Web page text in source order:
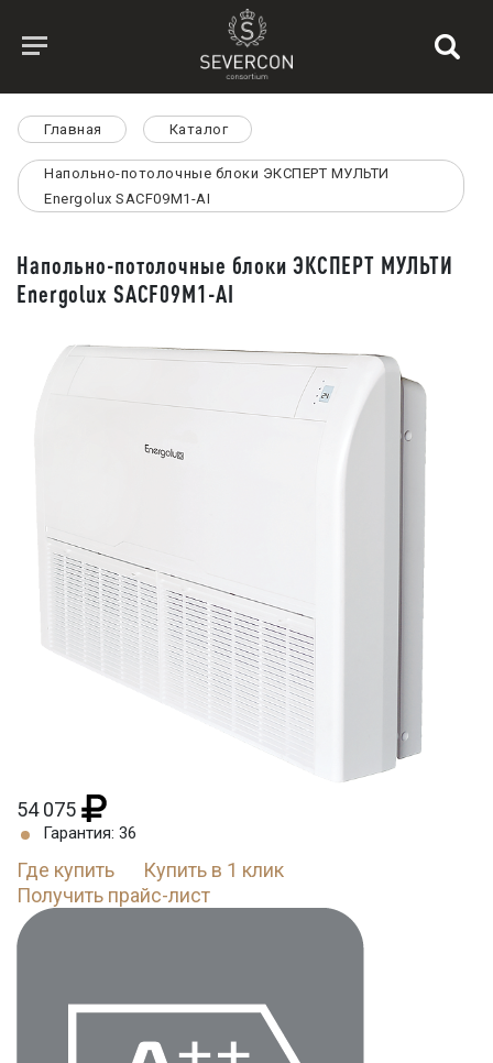
Главная Каталог
Напольно-потолочные блоки ЭКСПЕРТ МУЛЬТИ
Energolux SACF09M1-AI
Напольно-потолочные блоки ЭКСПЕРТ МУЛЬТИ
Energolux SACF09M1-AI
54 075
Гарантия: 36
Где купить
Купить в 1 клик
Получить прайс-лист